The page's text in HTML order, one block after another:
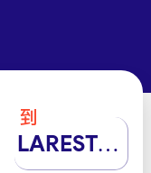
到
LARESTAN